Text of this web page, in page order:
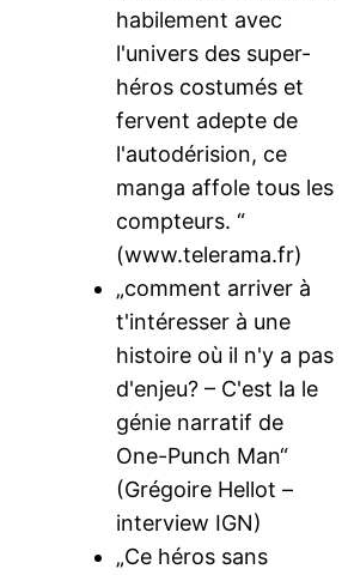
habilement avec
l'univers des super-
héros costumés et
fervent adepte de
l'autodérision, ce
manga affole tous les
compteurs. “
(www.telerama.fr)
„comment arriver à
t'intéresser à une
histoire où il n'y a pas
d'enjeu? – C'est la le
génie narratif de
One-Punch Man“
(Grégoire Hellot –
interview IGN)
„Ce héros sans